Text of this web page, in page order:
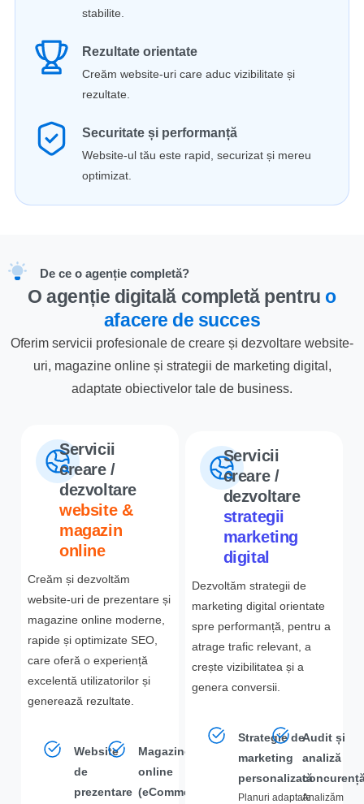
stabilite.
Rezultate orientate
Creăm website-uri care aduc vizibilitate și
rezultate.
Securitate și performanță
Website-ul tău este rapid, securizat și mereu
optimizat.
De ce o agenție completă?
O agenție digitală completă pentru o
afacere de succes
Oferim servicii profesionale de creare și dezvoltare website-
uri, magazine online și strategii de marketing digital,
adaptate obiectivelor tale de business.
Servicii
creare /
dezvoltare
website &
magazin
online
Creăm și dezvoltăm
website-uri de prezentare și
magazine online moderne,
rapide și optimizate SEO,
care oferă o experiență
excelentă utilizatorilor și
generează rezultate.
Website
de
prezentare
Magazine
online
(eCommerce)
Servicii
creare /
dezvoltare
strategii
marketing
digital
Dezvoltăm strategii de
marketing digital orientate
spre performanță, pentru a
atrage trafic relevant, a
crește vizibilitatea și a
genera conversii.
Strategie de
marketing
personalizată
Planuri adaptate
Audit și
analiză
Analizăm